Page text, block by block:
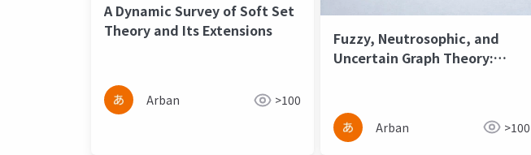
A Dynamic Survey of Soft Set
Theory and Its Extensions
Arban >100
Fuzzy, Neutrosophic, and
Uncertain Graph Theory:
Arban >100